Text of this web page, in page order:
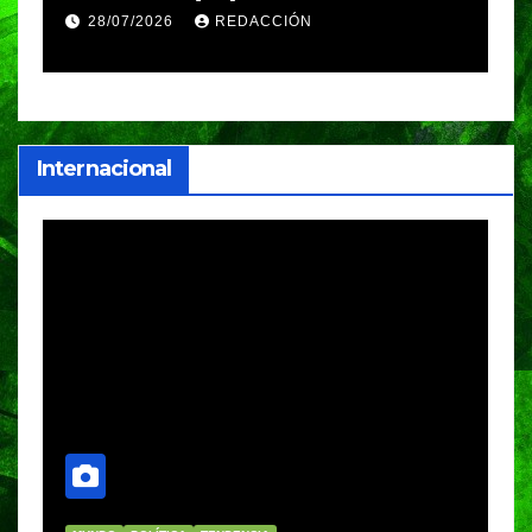
de Voleibol
Nacional de
clasifica a
Internacional